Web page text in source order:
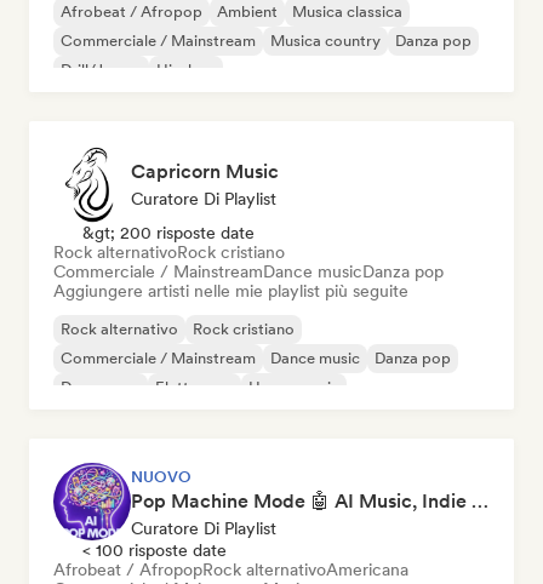
Afrobeat / Afropop Ambient
Musica classica
Commerciale / Mainstream
Musica country
Danza pop
Drill/Jersey
Hip-hop
Capricorn Music
Curatore Di Playlist
&gt; 200 risposte date
Rock alternativoRock cristiano
Commerciale / MainstreamDance musicDanza pop
Aggiungere artisti nelle mie playlist più seguite
Rock alternativo
Rock cristiano
Commerciale / Mainstream
Dance music
Danza pop
Dream pop
Elettropop House music
NUOVO
Pop Machine Mode 🤖 AI Music, Indie Pop & Dream Pop
Curatore Di Playlist
< 100 risposte date
Afrobeat / AfropopRock alternativoAmericana